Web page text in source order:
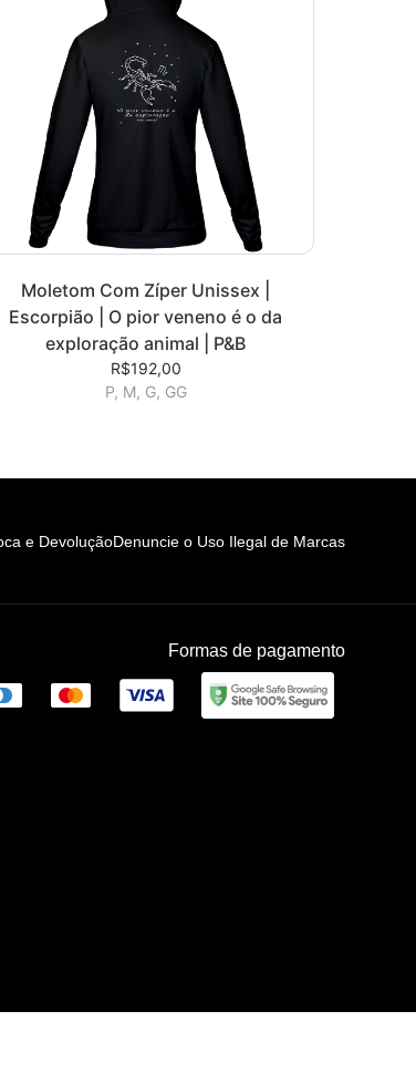
Moletom Com Zíper Unissex |
Escorpião | O pior veneno é o da
exploração animal | P&B
R$192,00
P, M, G, GG
e DevoluçãoDenuncie o Uso Ilegal de Marcas
Formas de pagamento